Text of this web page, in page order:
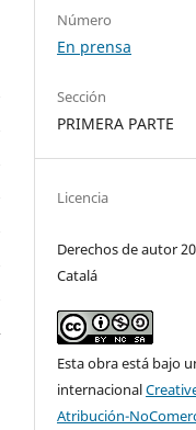
Número
En prensa
Sección
PRIMERA PARTE
Licencia
Derechos de autor
Catalá
Esta obra está bajo
internacional
Atribución-